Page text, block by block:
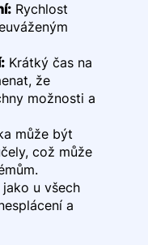
Rychlost
Krátký čas na
že
možnosti a
může být
což může
u všech
a